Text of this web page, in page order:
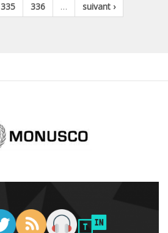
335 336 …
suivant ›